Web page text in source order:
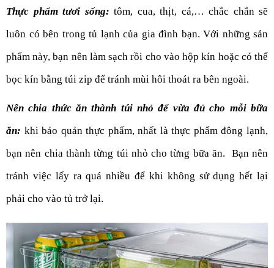
Thực phẩm tươi sống: tôm, cua, thịt, cá,… chắc chắn sẽ
luôn có bên trong tủ lạnh của gia đình bạn. Với những sản
phẩm này, bạn nên làm sạch rồi cho vào hộp kín hoặc có thể
bọc kín bằng túi zip để tránh mùi hôi thoát ra bên ngoài.
Nên chia thức ăn thành túi nhỏ để vừa đủ cho mỗi bữa
ăn: khi bảo quản thực phẩm, nhất là thực phẩm đông lạnh,
bạn nên chia thành từng túi nhỏ cho từng bữa ăn.  Bạn nên
tránh việc lấy ra quá nhiều để khi không sử dụng hết lại
phải cho vào tủ trở lại.